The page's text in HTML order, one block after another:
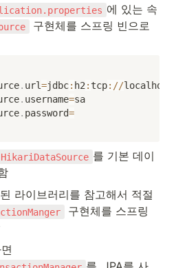
에 있는 속
구현체를 스프링 빈으로
. url=jdbc: h2: tcp: //localhost
. username=sa
. password=
HikariDataSource 를 기본 데이
라이브러리를 참고해서 적절
구현체를 스프링